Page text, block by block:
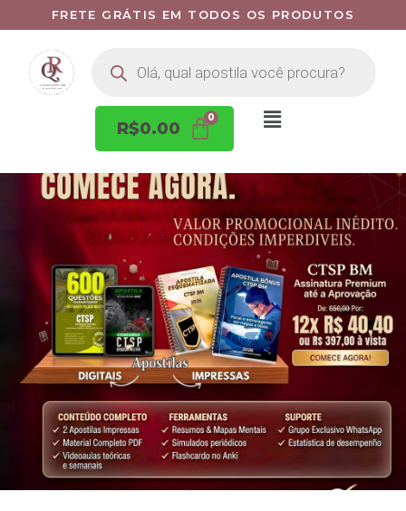
FRETE GRÁTIS EM TODOS OS PRODUTOS
R$0.00